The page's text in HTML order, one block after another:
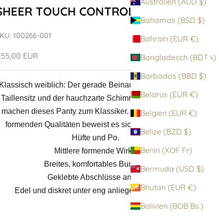
Bahamas (BSD $)
Bahrain (EUR €)
Bangladesch (BDT ৳)
Barbados (BBD $)
Belarus (EUR €)
Belgien (EUR €)
Belize (BZD $)
Benin (XOF Fr)
Bermuda (USD $)
Bhutan (EUR €)
Bolivien (BOB Bs.)
TOUCH CONTROL PANTY
100266-001
EUR
Klassisch weiblich: Der gerade Beinausschnitt, der hohe
Taillensitz und der hauchzarte Schimmer des Materials
machen dieses Panty zum Klassiker. Seine angenehm
formenden Qualitäten beweist es sichtbar an Bauch,
Hüfte und Po.
Mittlere formende Wirkung
Breites, komfortables Bundband
Geklebte Abschlüsse am Bein
Edel und diskret unter eng anliegender Kleidung.